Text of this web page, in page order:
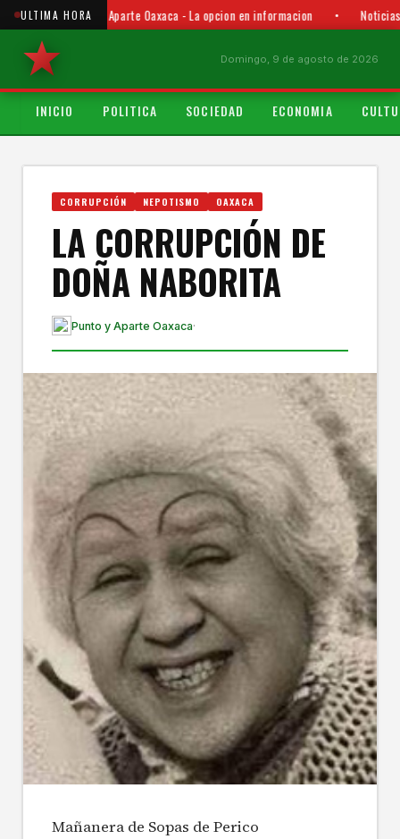
ULTIMA HORAPunto y Aparte Oaxaca - La opcion en informacion •
Domingo, 9 de agosto de 2026
INICIO POLITICA SOCIEDAD ECONOMIA
CORRUPCIÓN NEPOTISMO OAXACA
LA CORRUPCIÓN DE
DOÑA NABORITA
Punto y Aparte Oaxaca·
Mañanera de Sopas de Perico